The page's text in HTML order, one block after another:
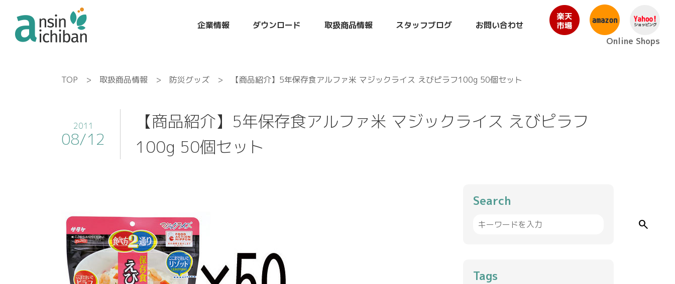
企業情報 ダウンロード 取扱商品情報 スタッフブログ
お問い合わせ
Online Shops
TOP > 取扱商品情報 > 防災グッズ > 【商品紹介】5年保存食アルファ米 マジックライス えびピラフ100g 50個セット
2011
08/12
【商品紹介】5年保存食アルファ米 マジックライス えびピラフ
100g 50個セット
Search
search
Tags